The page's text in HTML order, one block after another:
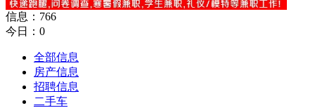
信息：766
今日：0
全部信息
房产信息
招聘信息
二手车